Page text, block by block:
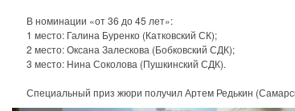
В номинации «от 36 до 45 лет»:
1 место: Галина Буренко (Катковский СК);
2 место: Оксана Залескова (Бобковский СДК);
3 место: Нина Соколова (Пушкинский СДК).
Специальный приз жюри получил Артем Редькин